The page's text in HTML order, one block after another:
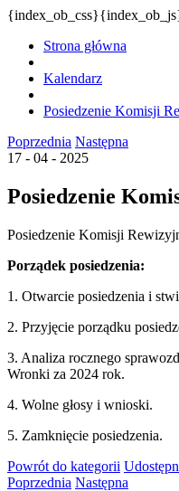
Strona główna
Kalendarz
Posiedzenie Komisji
Poprzednia Następna
17 - 04 - 2025
Posiedzenie
Posiedzenie Komisji
Porządek posiedzenia:
1. Otwarcie posiedzenia i
2. Przyjęcie porządku
3. Analiza rocznego
Wronki za 2024 rok.
4. Wolne głosy i wnioski.
5. Zamknięcie posiedzenia.
Powrót do kategorii
Poprzednia Następna